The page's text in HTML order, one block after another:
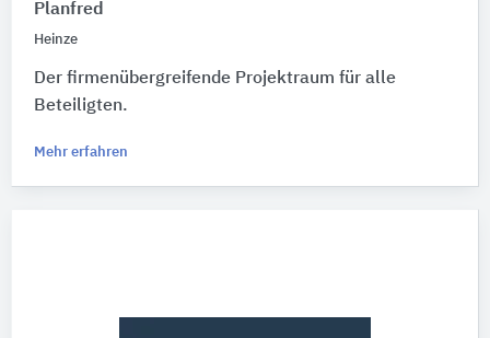
Planfred
Heinze
Der firmenübergreifende Projektraum für alle
Beteiligten.
Mehr erfahren